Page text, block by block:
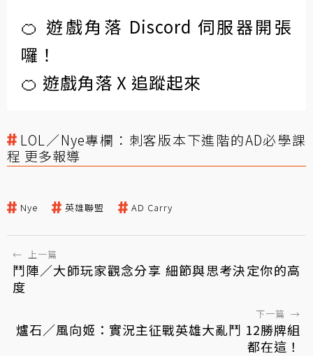
🍊 遊戲角落 Discord 伺服器開張
囉！
🍊 遊戲角落 X 追蹤起來
LOL／Nye專欄：刺客版本下進階的AD必學課
程 更多報導
Nye 英雄聯盟 AD Carry
← 上一篇
鬥陣／大師玩家觀念分享 細節與思考決定你的高
度
下一篇 →
爐石／風向姬：實況主征戰英雄大亂鬥 12勝牌組
都在這！